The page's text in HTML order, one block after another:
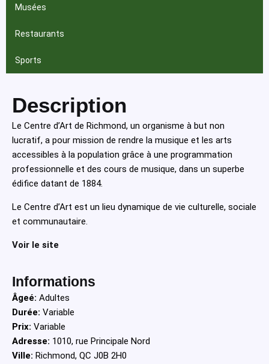
Musées
Restaurants
Sports
Description
Le Centre d’Art de Richmond, un organisme à but non
lucratif, a pour mission de rendre la musique et les arts
accessibles à la population grâce à une programmation
professionnelle et des cours de musique, dans un superbe
édifice datant de 1884.
Le Centre d’Art est un lieu dynamique de vie culturelle, sociale
et communautaire.
Voir le site
Informations
Âgeé: Adultes
Durée: Variable
Prix: Variable
Adresse: 1010, rue Principale Nord
Ville: Richmond, QC J0B 2H0